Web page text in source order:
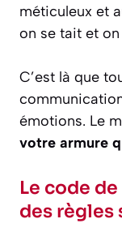
méticuleux et
on se tait et
C’est là que
émotions. Le
votre armure
Le code
des règles